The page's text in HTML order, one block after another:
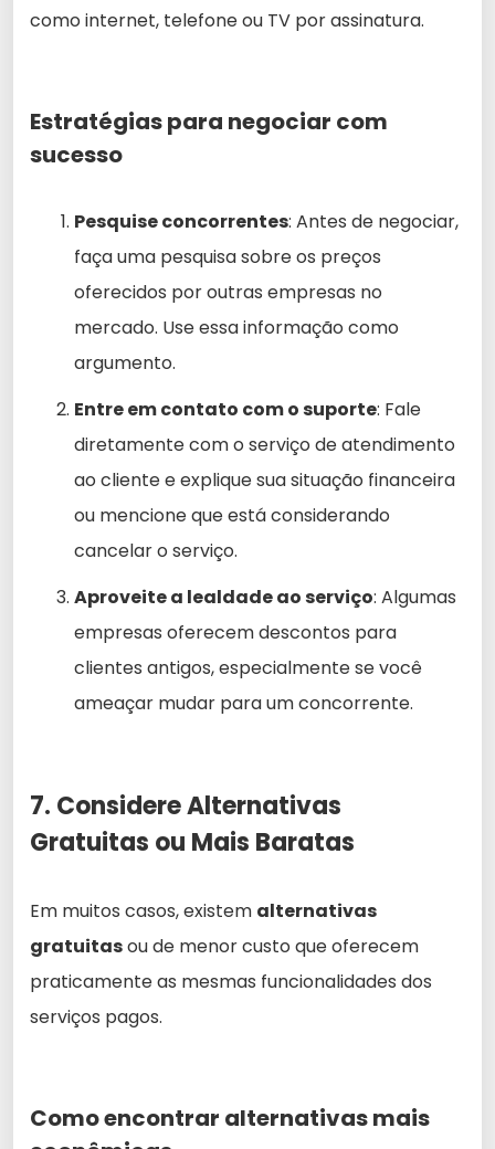
como internet, telefone ou TV por assinatura.
Estratégias para negociar com
sucesso
Pesquise concorrentes: Antes de negociar,
faça uma pesquisa sobre os preços
oferecidos por outras empresas no
mercado. Use essa informação como
argumento.
Entre em contato com o suporte: Fale
diretamente com o serviço de atendimento
ao cliente e explique sua situação financeira
ou mencione que está considerando
cancelar o serviço.
Aproveite a lealdade ao serviço: Algumas
empresas oferecem descontos para
clientes antigos, especialmente se você
ameaçar mudar para um concorrente.
7. Considere Alternativas
Gratuitas ou Mais Baratas
Em muitos casos, existem alternativas
gratuitasou de menor custo que oferecem
praticamente as mesmas funcionalidades dos
serviços pagos.
Como encontrar alternativas mais